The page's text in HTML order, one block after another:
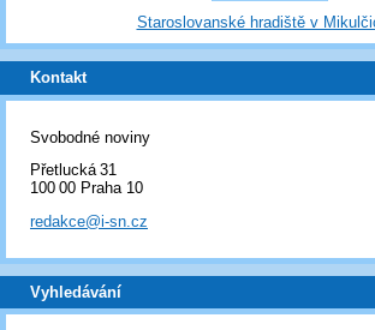
Staroslovanské hradiště v
Kontakt
Svobodné noviny
Přetlucká 31
100 00 Praha 10
redakce@i-sn.cz
Vyhledávání